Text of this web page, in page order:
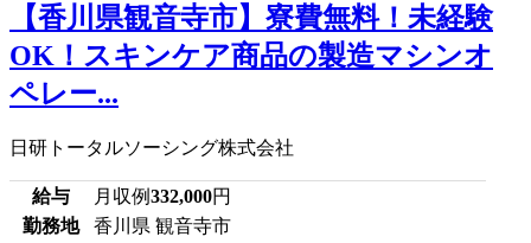
【香川県観音寺市】寮費無料！未経験
OK！スキンケア商品の製造マシンオ
ペレー...
日研トータルソーシング株式会社
給与 月収例332,000円
勤務地
香川県 観音寺市